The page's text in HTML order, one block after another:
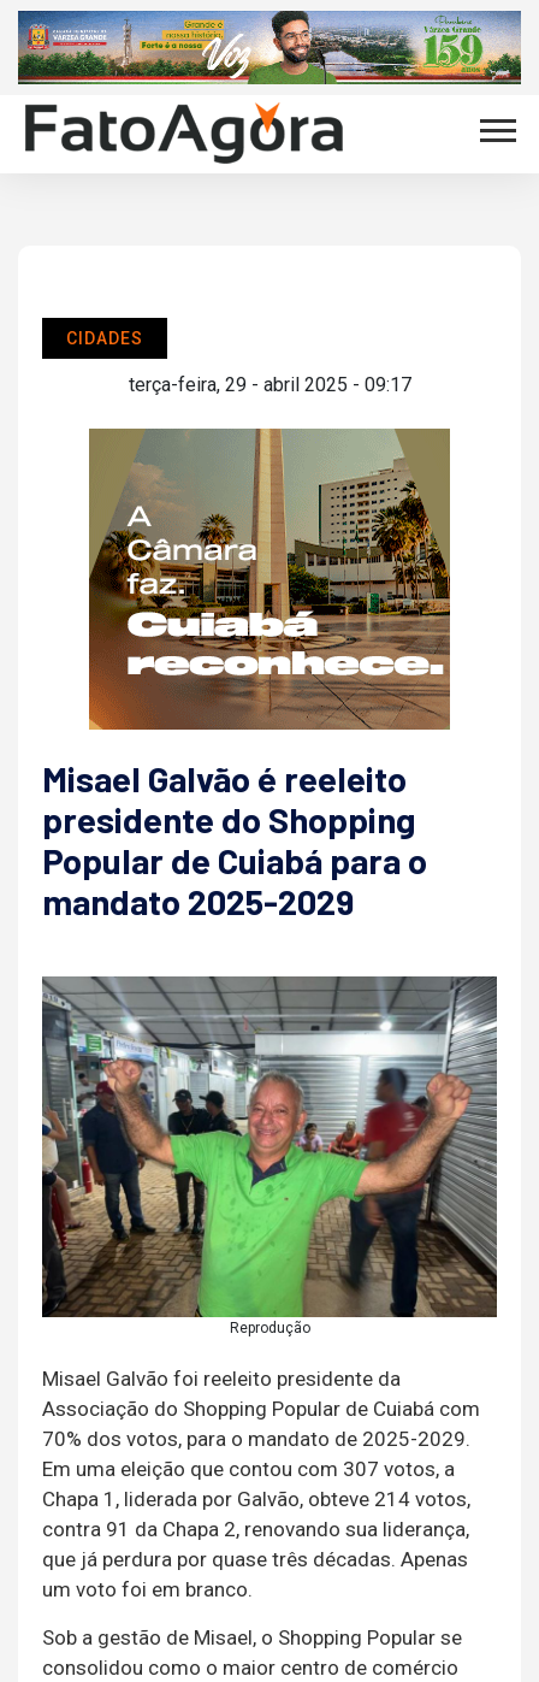
CIDADES
terça-feira, 29 - abril 2025 - 09:17
Misael Galvão é reeleito
presidente do Shopping
Popular de Cuiabá para o
mandato 2025-2029
Reprodução
Misael Galvão foi reeleito presidente da
Associação do Shopping Popular de Cuiabá com
70% dos votos, para o mandato de 2025-2029.
Em uma eleição que contou com 307 votos, a
Chapa 1, liderada por Galvão, obteve 214 votos,
contra 91 da Chapa 2, renovando sua liderança,
que já perdura por quase três décadas. Apenas
um voto foi em branco.
Sob a gestão de Misael, o Shopping Popular se
consolidou como o maior centro de comércio